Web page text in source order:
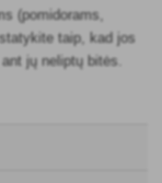
(pomidorams,
taip, kad jos
jų neliptų bitės.